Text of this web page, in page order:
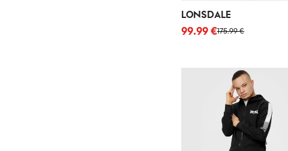
LONSDALE
175.99 €
99.99 €